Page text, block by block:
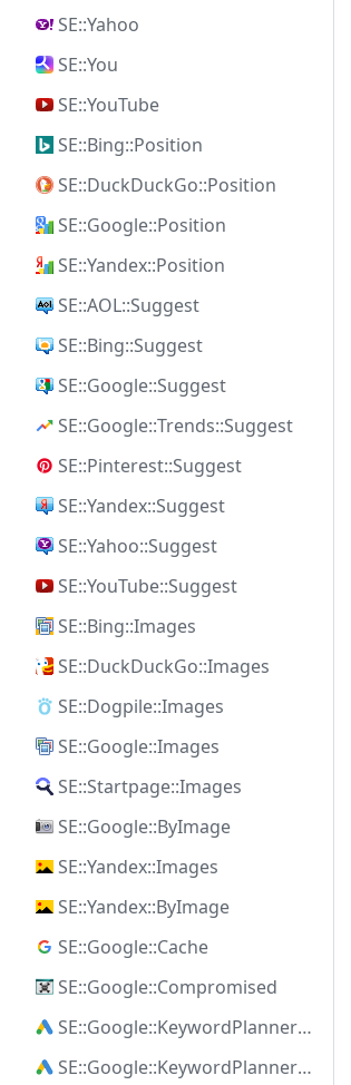
SE::Yahoo
SE::You
SE::YouTube
SE::Bing::Position
SE::DuckDuckGo::Position
SE::Google::Position
SE::Yandex::Position
SE::AOL::Suggest
SE::Bing::Suggest
SE::Google::Suggest
SE::Google::Trends::Suggest
SE::Pinterest::Suggest
SE::Yandex::Suggest
SE::Yahoo::Suggest
SE::YouTube::Suggest
SE::Bing::Images
SE::DuckDuckGo::Images
SE::Dogpile::Images
SE::Google::Images
SE::Startpage::Images
SE::Google::ByImage
SE::Yandex::Images
SE::Yandex::ByImage
SE::Google::Cache
SE::Google::Compromised
SE::Google::KeywordPlanner::Ideas
SE::Google::KeywordPlanner::SearchVolume